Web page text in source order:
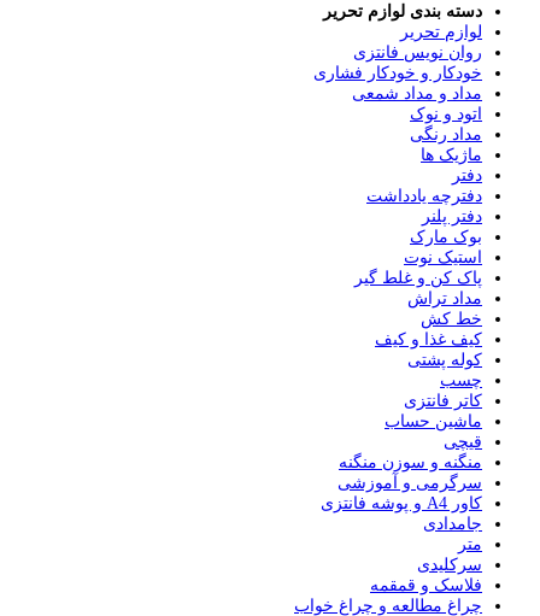
دسته بندی لوازم تحریر
لوازم تحریر
روان نویس فانتزی
خودکار و خودکار فشاری
مداد و مداد شمعی
اتود و نوک
مداد رنگی
ماژیک ها
دفتر
دفترچه یادداشت
دفتر پلنر
بوک مارک
استیک نوت
پاک کن و غلط گیر
مداد تراش
خط کش
کیف غذا و کیف
کوله پشتی
چسب
کاتر فانتزی
ماشین حساب
قیچی
منگنه و سوزن منگنه
سرگرمی و آموزشی
کاور A4 و پوشه فانتزی
جامدادی
متر
سرکلیدی
فلاسک و قمقمه
چراغ مطالعه و چراغ خواب